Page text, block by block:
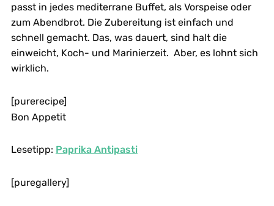
passt in jedes mediterrane Buffet, als Vorspeise oder
zum Abendbrot. Die Zubereitung ist einfach und
schnell gemacht. Das, was dauert, sind halt die
einweicht, Koch- und Marinierzeit. Aber, es lohnt sich
wirklich.
[purerecipe]
Bon Appetit
Lesetipp: Paprika Antipasti
[puregallery]